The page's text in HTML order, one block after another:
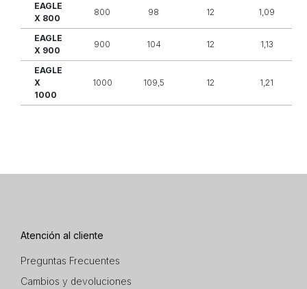
EAGLE
X 800
800 98 12 1,09
EAGLE
X 900
900 104 12 1,13
EAGLE
X
1000
1000 109,5 12 1,21
Atención al cliente
Preguntas Frecuentes
Cambios y devoluciones